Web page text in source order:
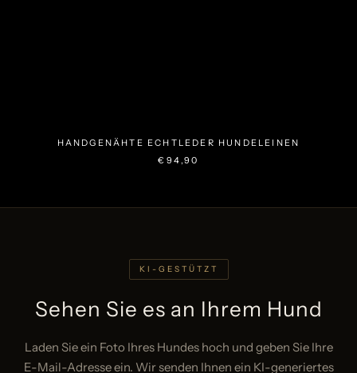
HANDGENÄHTE ECHTLEDER HUNDELEINEN
€94,90
KI-GESTÜTZT
Sehen Sie es an Ihrem Hund
Laden Sie ein Foto Ihres Hundes hoch und geben Sie Ihre
E-Mail-Adresse ein. Wir senden Ihnen ein KI-generiertes